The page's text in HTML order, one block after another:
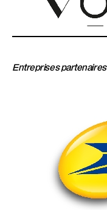
Entreprises partenaires